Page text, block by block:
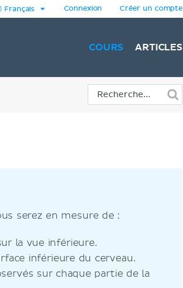
Français Connexion Créer un compte
COURS ARTICLES
serez en mesure de :
la vue inférieure.
inférieure du cerveau.
sur chaque partie de la